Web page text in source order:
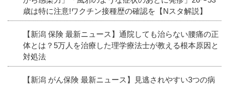
歳は特に注意!ワクチン接種歴の確認を【Nスタ解説】
【新潟 保険 最新ニュース】通院しても治らない腰痛の正
体とは？5万人を治療した理学療法士が教える根本原因と
対処法
【新潟 がん保険 最新ニュース】見逃されやすい3つの病